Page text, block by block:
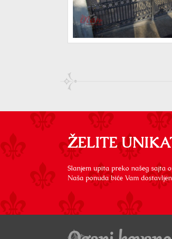
ŽELITE
Slanjem upita preko našeg sajta
Naša ponuda biće Vam